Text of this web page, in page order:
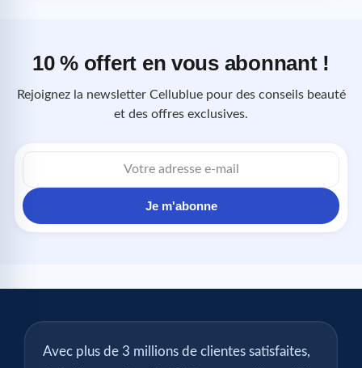
10 % offert en vous abonnant !
Rejoignez la newsletter Cellublue pour des conseils beauté
et des offres exclusives.
Adresse
e-
Je m'abonne
Avec plus de 3 millions de clientes satisfaites,